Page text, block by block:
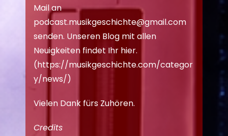
Mail an
podcast.musikgeschichte@gmail.com
senden. Unseren Blog mit allen
Neuigkeiten findet Ihr hier.
(https://musikgeschichte.com/categor
y/news/)
Vielen Dank fürs Zuhören.
Credits